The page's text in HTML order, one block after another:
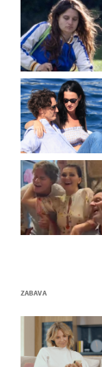
ZABAVA